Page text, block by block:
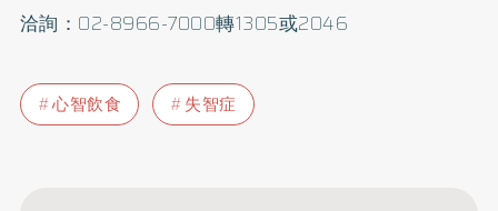
洽詢：02-8966-7000轉1305或2046
心智飲食 失智症